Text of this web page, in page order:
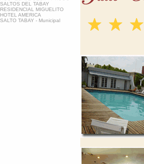
SALTOS DEL TABAY
RESIDENCIAL MIGUELITO
HOTEL AMERICA
SALTO TABAY - Municipal